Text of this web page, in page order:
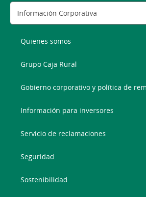
Quienes somos
Grupo Caja Rural
Gobierno corporativo y política de
Información para inversores
Servicio de reclamaciones
Seguridad
Sostenibilidad